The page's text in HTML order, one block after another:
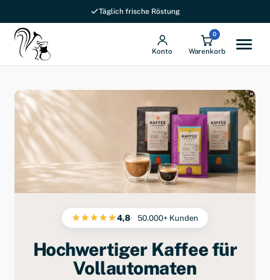
Täglich frische Röstung
Versandkostenfrei ab 69 € in DE
Konto
0
Warenkorb
4,8 50.000+ Kunden
Hochwertiger Kaffee für
Vollautomaten